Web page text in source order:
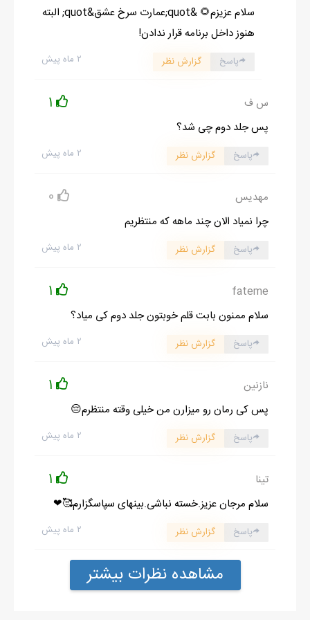
سلام عزیزم🌻 &quot;عمارت سرخ عشق&quot; البته
هنوز داخل برنامه قرار ندادن!
۲ ماه پیش پاسخ گزارش نظر
س ف 1
پس جلد دوم چی شد؟
۲ ماه پیش پاسخ گزارش نظر
مهدیس 0
چرا نمیاد الان چند ماهه که منتظریم
۲ ماه پیش پاسخ گزارش نظر
fateme
1
سلام ممنون بابت قلم خوبتون جلد دوم کی میاد؟
۲ ماه پیش پاسخ گزارش نظر
نازنین 1
پس کی رمان رو میزارن من خیلی وقته منتظرم😔
۲ ماه پیش پاسخ گزارش نظر
تینا 1
سلام مرجان عزیز.خسته نباشی.بینهای سپاسگزارم🥰❤
۲ ماه پیش پاسخ گزارش نظر
مشاهده نظرات بیشتر